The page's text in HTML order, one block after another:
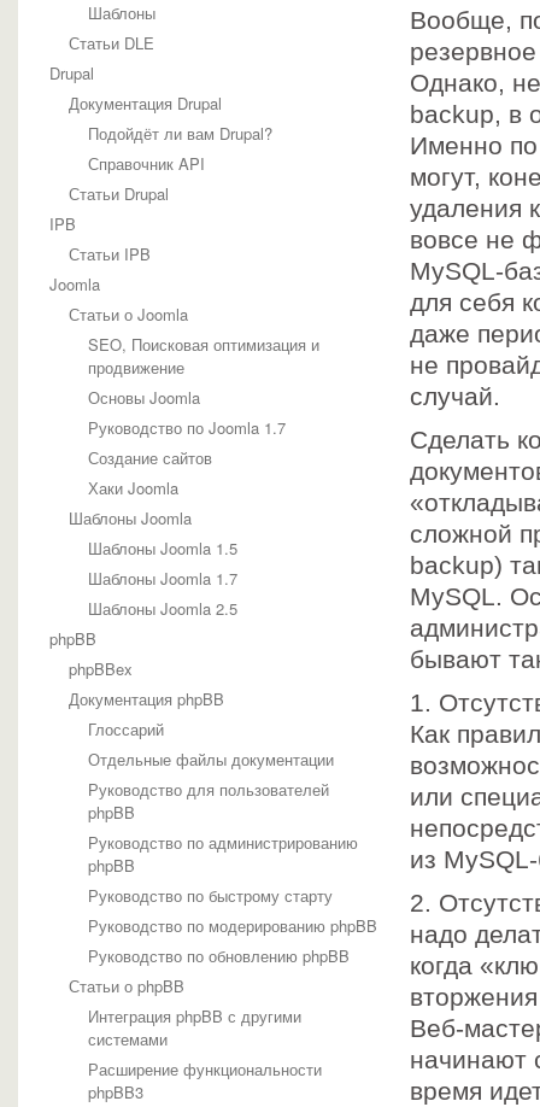
Шаблоны
Статьи DLE
Drupal
Документация Drupal
Подойдёт ли вам Drupal?
Справочник API
Статьи Drupal
IPB
Статьи IPB
Joomla
Статьи о Joomla
SEO, Поисковая оптимизация и
продвижение
Основы Joomla
Руководство по Joomla 1.7
Создание сайтов
Хаки Joomla
Шаблоны Joomla
Шаблоны Joomla 1.5
Шаблоны Joomla 1.7
Шаблоны Joomla 2.5
phpBB
phpBBex
Документация phpBB
Глоссарий
Отдельные файлы документации
Руководство для пользователей
phpBB
Руководство по администрированию
phpBB
Руководство по быстрому старту
Руководство по модерированию phpBB
Руководство по обновлению phpBB
Статьи о phpBB
Интеграция phpBB с другими
системами
Расширение функциональности
phpBB3
Вообще,
Однако,
backup, в
Именно по
могут,
удаления
вовсе не
MySQL-
для себя
даже
не
случай.
Сделать
сложной
backup)
MySQL.
бывают
1.
Как
или
из
2.
надо
когда
Веб-
начинают
время